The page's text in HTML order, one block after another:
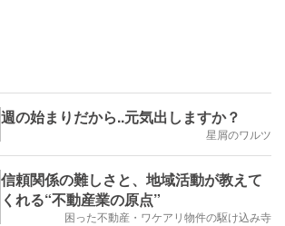
週の始まりだから..元気出しますか？
星屑のワルツ
信頼関係の難しさと、地域活動が教えて
くれる“不動産業の原点”
困った不動産・ワケアリ物件の駆け込み寺